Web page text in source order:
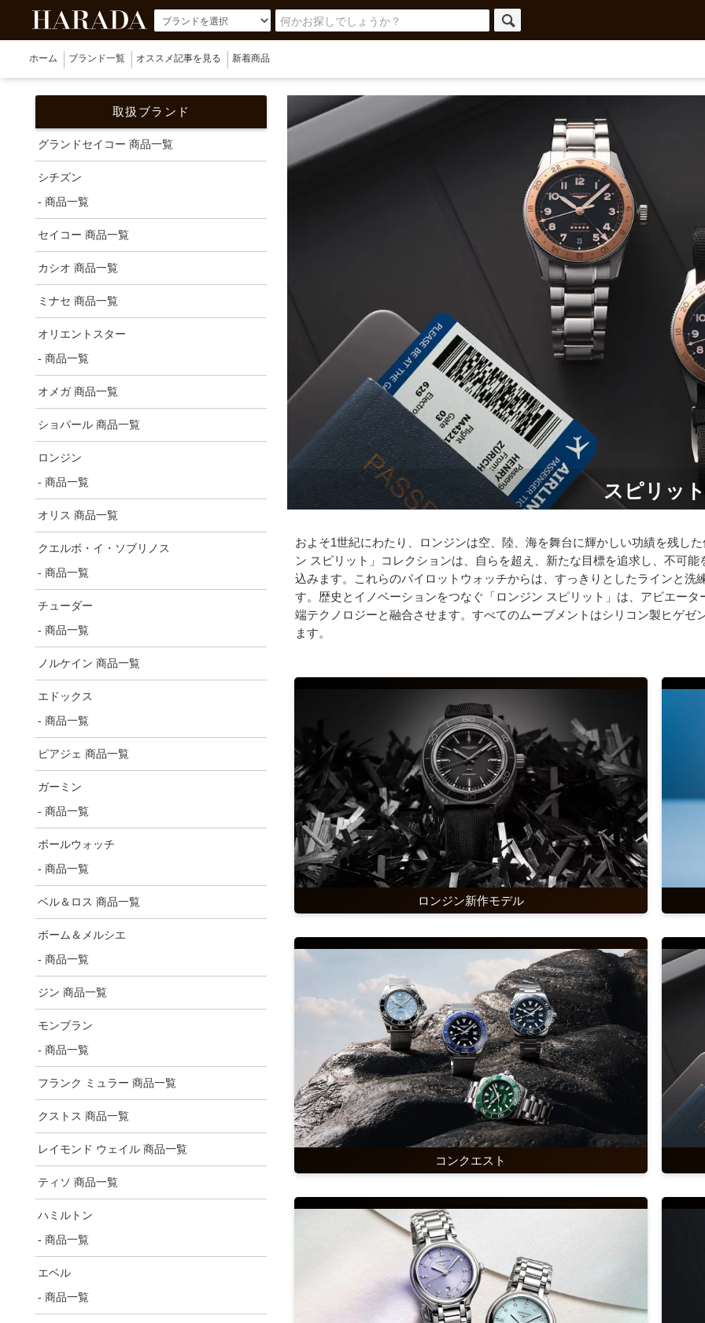
ホーム ブランド一覧 オススメ記事を見る 新着商品
スピリット
およそ1世紀にわたり、ロンジンは空、陸、海を舞台に輝かしい功績を残し
ン スピリット」コレクションは、自らを超え、新たな目標を追求し、不可
込みます。これらのパイロットウォッチからは、すっきりとしたラインと
す。歴史とイノベーションをつなぐ「ロンジン スピリット」は、アビエー
端テクノロジーと融合させます。すべてのムーブメントはシリコン製ヒゲ
ます。
ロンジン新作モデル
コンクエスト
取扱ブランド
グランドセイコー 商品一覧
シチズン
- 商品一覧
セイコー 商品一覧
カシオ 商品一覧
ミナセ 商品一覧
オリエントスター
- 商品一覧
オメガ 商品一覧
ショパール 商品一覧
ロンジン
- 商品一覧
オリス 商品一覧
クエルボ・イ・ソブリノス
- 商品一覧
チューダー
- 商品一覧
ノルケイン 商品一覧
エドックス
- 商品一覧
ピアジェ 商品一覧
ガーミン
- 商品一覧
ボールウォッチ
- 商品一覧
ベル＆ロス 商品一覧
ボーム＆メルシエ
- 商品一覧
ジン 商品一覧
モンブラン
- 商品一覧
フランク ミュラー 商品一覧
クストス 商品一覧
レイモンド ウェイル 商品一覧
ティソ 商品一覧
ハミルトン
- 商品一覧
エベル
- 商品一覧